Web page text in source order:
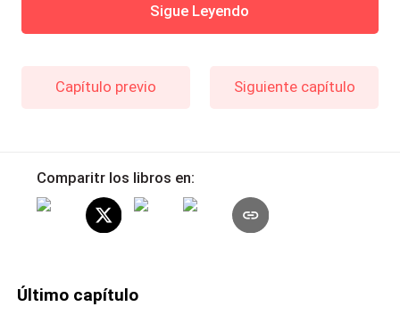
Sigue Leyendo
Capítulo previo Siguiente capítulo
Comparitr los libros en:
Último capítulo